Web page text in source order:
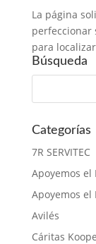
La página
perfeccionar
para
Búsqueda
Categorías
7R SERVITEC
Apoyemos el
Apoyemos el
Avilés
Cáritas